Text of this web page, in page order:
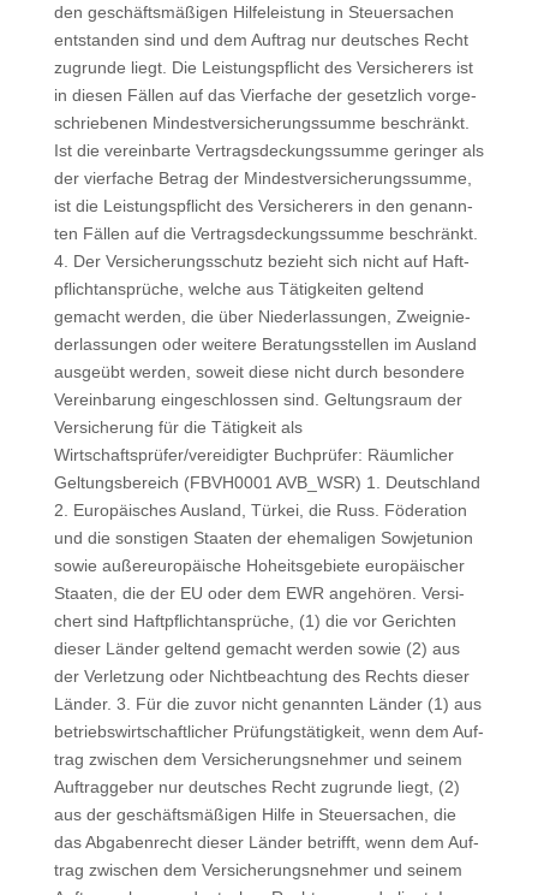
den geschäfts­mä­ßi­gen Hil­fe­leis­tung in Steu­er­sa­chen
ent­stan­den sind und dem Auf­trag nur deut­sches Recht
zugrun­de liegt. Die Leis­tungs­pflicht des Ver­si­che­rers ist
in die­sen Fäl­len auf das Vier­fa­che der gesetz­lich vor­ge­
schrie­be­nen Min­dest­ver­si­che­rungs­sum­me beschränkt.
Ist die ver­ein­bar­te Ver­trags­de­ckungs­sum­me gerin­ger als
der vier­fa­che Betrag der Min­dest­ver­si­che­rungs­sum­me,
ist die Leis­tungs­pflicht des Ver­si­che­rers in den genann­
ten Fäl­len auf die Ver­trags­de­ckungs­sum­me beschränkt.
4. Der Ver­si­che­rungs­schutz bezieht sich nicht auf Haft­
pflicht­an­sprü­che, wel­che aus Tätig­kei­ten gel­tend
gemacht wer­den, die über Nie­der­las­sun­gen, Zweig­nie­
der­las­sun­gen oder wei­te­re Bera­tungs­stel­len im Aus­land
aus­ge­übt wer­den, soweit die­se nicht durch beson­de­re
Ver­ein­ba­rung ein­ge­schlos­sen sind. Gel­tungs­raum der
Ver­si­che­rung für die Tätig­keit als
Wirtschaftsprüfer/vereidigter Buch­prü­fer: Räum­li­cher
Gel­tungs­be­reich (FBVH0001 AVB_WSR) 1. Deutsch­land
2. Euro­päi­sches Aus­land, Tür­kei, die Russ. Föde­ra­ti­on
und die sons­ti­gen Staa­ten der ehe­ma­li­gen Sowjet­uni­on
sowie außer­eu­ro­päi­sche Hoheits­ge­bie­te euro­päi­scher
Staa­ten, die der EU oder dem EWR ange­hö­ren. Ver­si­
chert sind Haft­pflicht­an­sprü­che, (1) die vor Gerich­ten
die­ser Län­der gel­tend gemacht wer­den sowie (2) aus
der Ver­let­zung oder Nicht­be­ach­tung des Rechts die­ser
Län­der. 3. Für die zuvor nicht genann­ten Län­der (1) aus
betriebs­wirt­schaft­li­cher Prü­fungs­tä­tig­keit, wenn dem Auf­
trag zwi­schen dem Ver­si­che­rungs­neh­mer und sei­nem
Auf­trag­ge­ber nur deut­sches Recht zugrun­de liegt, (2)
aus der geschäfts­mä­ßi­gen Hil­fe in Steu­er­sa­chen, die
das Abga­ben­recht die­ser Län­der betrifft, wenn dem Auf­
trag zwi­schen dem Ver­si­che­rungs­neh­mer und sei­nem